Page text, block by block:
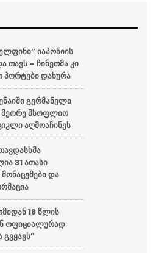
იაპონიის
თავს – ჩინეთმა კი
პორტები დახურა
გერმანელი
მეორე მსოფლიო
აღმოაჩინეს
31 ათასი
და
18 წლის
ოფიციალურად